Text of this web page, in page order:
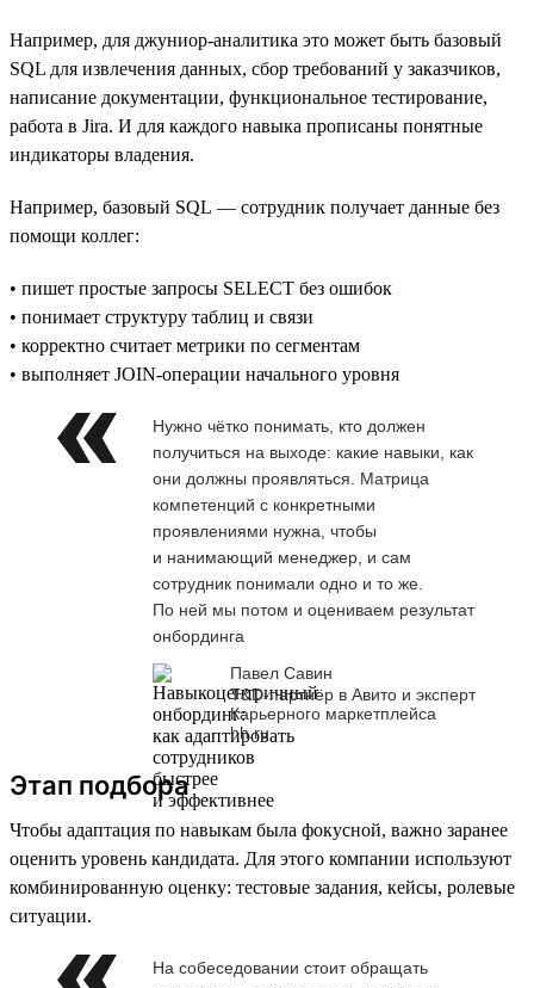
Например, для джуниор-аналитика это может быть базовый
SQL для извлечения данных, сбор требований у заказчиков,
написание документации, функциональное тестирование,
работа в Jira. И для каждого навыка прописаны понятные
индикаторы владения.
Например, базовый SQL — сотрудник получает данные без
помощи коллег:
• пишет простые запросы SELECT без ошибок
• понимает структуру таблиц и связи
• корректно считает метрики по сегментам
• выполняет JOIN-операции начального уровня
Нужно чётко понимать, кто должен
получиться на выходе: какие навыки, как
они должны проявляться. Матрица
компетенций с конкретными
проявлениями нужна, чтобы
и нанимающий менеджер, и сам
сотрудник понимали одно и то же.
По ней мы потом и оцениваем результат
онбординга
Павел Савин
T&D-партнёр в Авито и эксперт
Карьерного маркетплейса
hh.ru
Этап подбора
Чтобы адаптация по навыкам была фокусной, важно заранее
оценить уровень кандидата. Для этого компании используют
комбинированную оценку: тестовые задания, кейсы, ролевые
ситуации.
На собеседовании стоит обращать